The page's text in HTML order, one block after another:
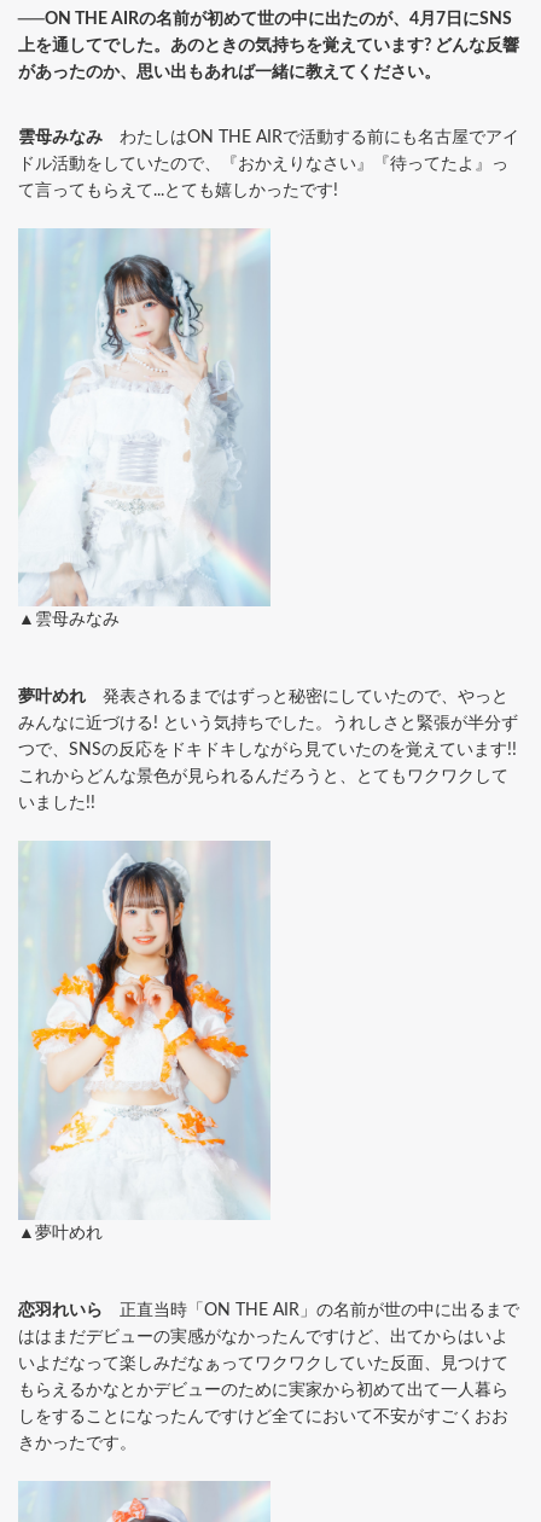
──ON THE AIRの名前が初めて世の中に出たのが、4月7日にSNS
上を通してでした。あのときの気持ちを覚えています? どんな反響
があったのか、思い出もあれば一緒に教えてください。
雲母みなみ わたしはON THE AIRで活動する前にも名古屋でアイ
ドル活動をしていたので、『おかえりなさい』『待ってたよ』っ
て言ってもらえて...とても嬉しかったです!
▲雲母みなみ
夢叶めれ 発表されるまではずっと秘密にしていたので、やっと
みんなに近づける! という気持ちでした。うれしさと緊張が半分ず
つで、SNSの反応をドキドキしながら見ていたのを覚えています!!
これからどんな景色が見られるんだろうと、とてもワクワクして
いました!!
▲夢叶めれ
恋羽れいら 正直当時「ON THE AIR」の名前が世の中に出るまで
ははまだデビューの実感がなかったんですけど、出てからはいよ
いよだなって楽しみだなぁってワクワクしていた反面、見つけて
もらえるかなとかデビューのために実家から初めて出て一人暮ら
しをすることになったんですけど全てにおいて不安がすごくおお
きかったです。